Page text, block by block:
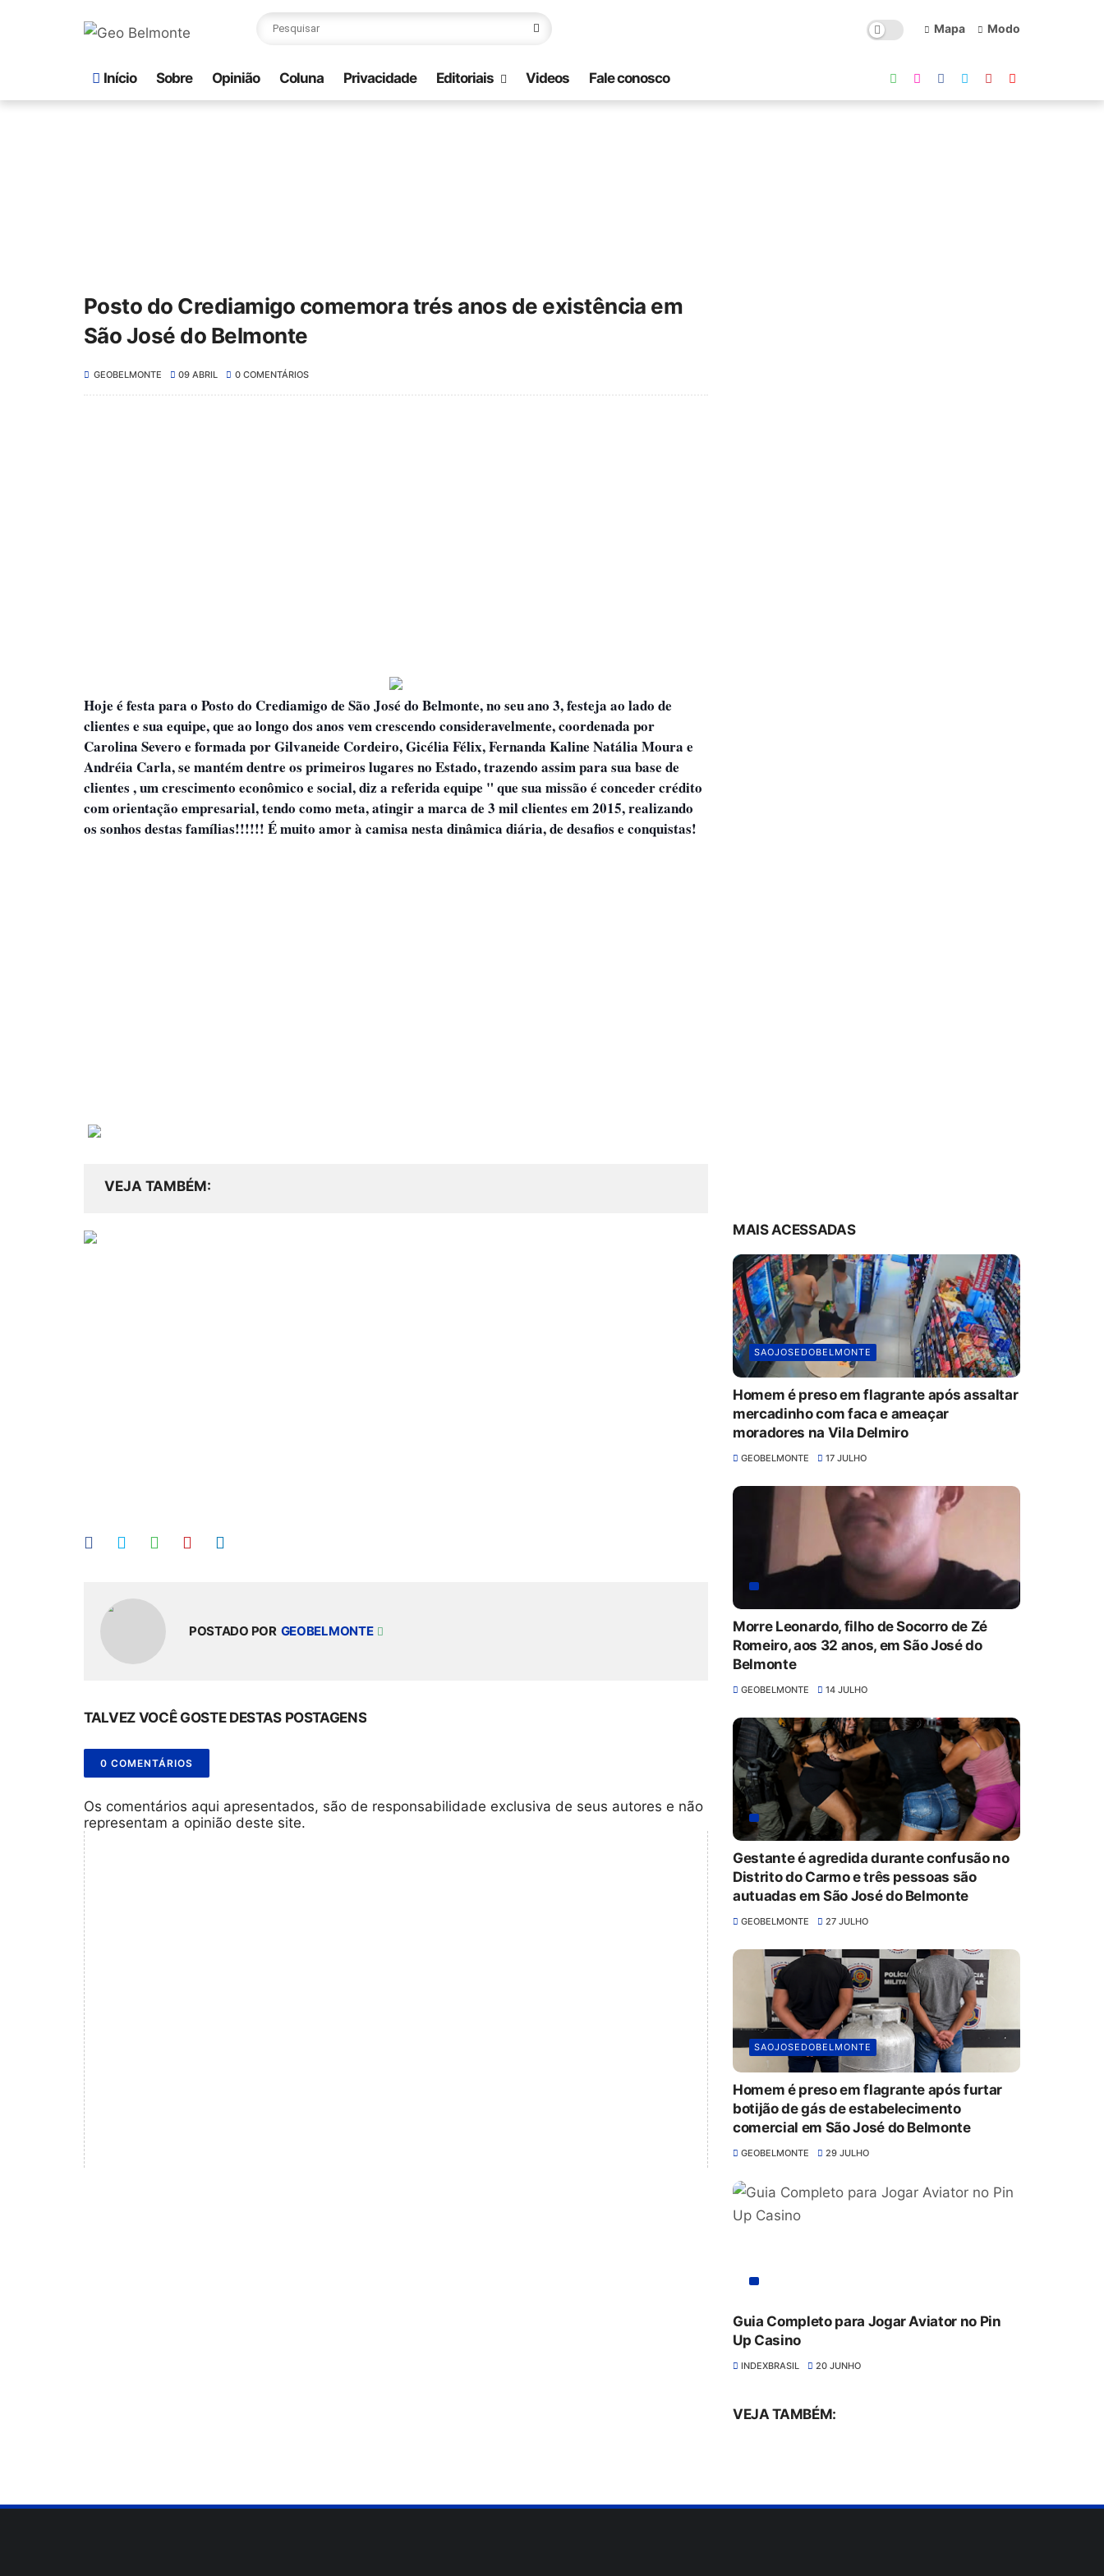
Mapa Modo
Início Sobre Opinião Coluna Privacidade Editoriais Videos Fale conosco
Posto do Crediamigo comemora trés anos de existência em
São José do Belmonte
GEOBELMONTE 09 ABRIL 0 COMENTÁRIOS
Hoje é festa para o Posto do Crediamigo de São José do Belmonte, no seu ano 3, festeja ao lado de
clientes e sua equipe, que ao longo dos anos vem crescendo consideravelmente, coordenada por
Carolina Severo e formada por Gilvaneide Cordeiro, Gicélia Félix, Fernanda Kaline Natália Moura e
Andréia Carla, se mantém dentre os primeiros lugares no Estado, trazendo assim para sua base de
clientes , um crescimento econômico e social, diz a referida equipe " que sua missão é conceder crédito
com orientação empresarial, tendo como meta, atingir a marca de 3 mil clientes em 2015, realizando
os sonhos destas famílias!!!!!! É muito amor à camisa nesta dinâmica diária, de desafios e conquistas!
VEJA TAMBÉM
POSTADO POR GEOBELMONTE
TALVEZ VOCÊ GOSTE DESTAS POSTAGENS
0 COMENTÁRIOS
Os comentários aqui apresentados, são de responsabilidade exclusiva de seus autores e não
representam a opinião deste site.
MAIS ACESSADAS
SAOJOSEDOBELMONTE
Homem é preso em flagrante após assaltar
mercadinho com faca e ameaçar
moradores na Vila Delmiro
GEOBELMONTE 17 JULHO
Morre Leonardo, filho de Socorro de Zé
Romeiro, aos 32 anos, em São José do
Belmonte
GEOBELMONTE 14 JULHO
Gestante é agredida durante confusão no
Distrito do Carmo e três pessoas são
autuadas em São José do Belmonte
GEOBELMONTE 27 JULHO
SAOJOSEDOBELMONTE
Homem é preso em flagrante após furtar
botijão de gás de estabelecimento
comercial em São José do Belmonte
GEOBELMONTE 29 JULHO
Guia Completo para Jogar Aviator no Pin
Up Casino
INDEXBRASIL 20 JUNHO
VEJA TAMBÉM: